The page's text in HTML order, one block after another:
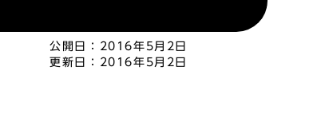
公開日：
2016年5月2日
更新日：
2016年5月2日